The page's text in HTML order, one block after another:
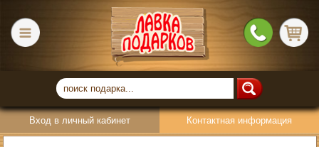
Вход в личный кабинет Контактная информация